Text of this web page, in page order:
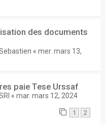
des documents
« mer. mars 13,
paie Tese Urssaf
« mar. mars 12, 2024
1 2